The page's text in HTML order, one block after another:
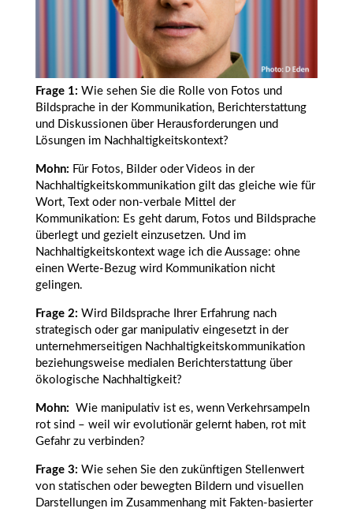
Frage 1: Wie sehen Sie die Rolle von Fotos und
Bildsprache in der Kommunikation, Berichterstattung
und Diskussionen über Herausforderungen und
Lösungen im Nachhaltigkeitskontext?
Mohn: Für Fotos, Bilder oder Videos in der
Nachhaltigkeitskommunikation gilt das gleiche wie für
Wort, Text oder non-verbale Mittel der
Kommunikation: Es geht darum, Fotos und Bildsprache
überlegt und gezielt einzusetzen. Und im
Nachhaltigkeitskontext wage ich die Aussage: ohne
einen Werte-Bezug wird Kommunikation nicht
gelingen.
Frage 2: Wird Bildsprache Ihrer Erfahrung nach
strategisch oder gar manipulativ eingesetzt in der
unternehmerseitigen Nachhaltigkeitskommunikation
beziehungsweise medialen Berichterstattung über
ökologische Nachhaltigkeit?
Mohn: Wie manipulativ ist es, wenn Verkehrsampeln
rot sind – weil wir evolutionär gelernt haben, rot mit
Gefahr zu verbinden?
Frage 3: Wie sehen Sie den zukünftigen Stellenwert
von statischen oder bewegten Bildern und visuellen
Darstellungen im Zusammenhang mit Fakten-basierter